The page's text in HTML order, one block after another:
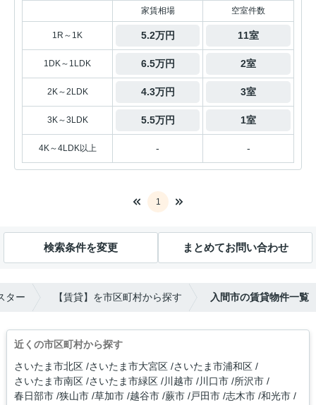
家賃相場 空室件数
1R～1K 5.2万円 11室
1DK～1LDK 6.5万円 2室
2K～2LDK 4.3万円 3室
3K～3LDK 5.5万円 1室
4K～4LDK以上 - -
1
検索条件を変更 まとめてお問い合わせ
ター 【賃貸】を市区町村から探す 入間市の賃貸物件一覧
近くの市区町村から探す
さいたま市北区 さいたま市大宮区 さいたま市浦和区
さいたま市南区 さいたま市緑区 川越市 川口市 所沢市
春日部市 狭山市 草加市 越谷市 蕨市 戸田市 志木市 和光市